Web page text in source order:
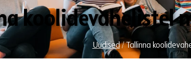
koolidevahelistel
Uudised/Tallinna